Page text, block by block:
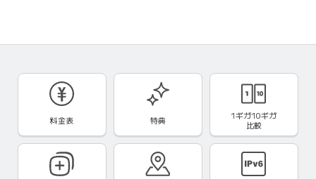
料金表 特典
1ギガ10ギガ
比較